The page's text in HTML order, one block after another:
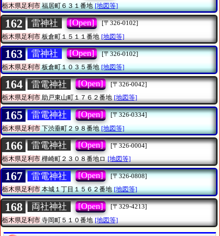
栃木県足利市福居町６３１番地 [地図等]
162 雷神社 [Open]
[〒326-0102]
栃木県足利市 板倉町１５１１番地 [地図等]
163 雷神社 [Open]
[〒326-0102]
栃木県足利市板倉町１０３５番地 [地図等]
164 雷電神社 [Open]
[〒326-0042]
栃木県足利市助戸東山町１７６２番地 [地図等]
165 雷電神社 [Open]
[〒326-0334]
栃木県足利市下渋垂町２９８番地 [地図等]
166 雷電神社 [Open]
[〒326-0004]
栃木県足利市 樺崎町２３０８番地ロ [地図等]
167 雷電神社 [Open]
[〒326-0808]
栃木県足利市本城１丁目１５６２番地 [地図等]
168 両社神社 [Open]
[〒329-4213]
栃木県足利市 寺岡町５１０番地 [地図等]